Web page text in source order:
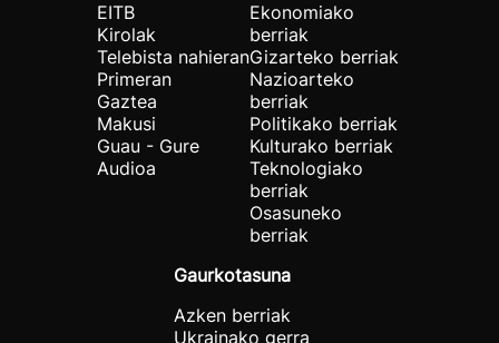
EITB
Kirolak
Telebista nahieran
Primeran
Gaztea
Makusi
Guau - Gure
Audioa
Ekonomiako
berriak
Gizarteko berriak
Nazioarteko
berriak
Politikako berriak
Kulturako berriak
Teknologiako
berriak
Osasuneko
berriak
Gaurkotasuna
Azken berriak
Ukrainako gerra